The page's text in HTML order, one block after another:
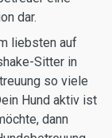
dar.
liebsten auf
Sitter in
so viele
Hund aktiv ist
dann